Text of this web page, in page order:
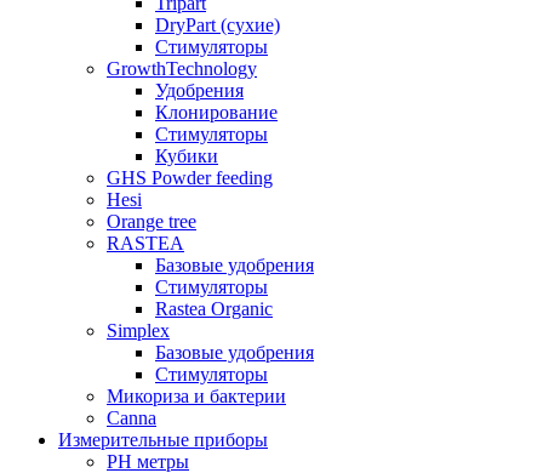
DryPart (сухие)
Стимуляторы
GrowthTechnology
Удобрения
Клонирование
Стимуляторы
Кубики
GHS Powder feeding
Hesi
Orange tree
RASTEA
Базовые удобрения
Стимуляторы
Rastea Organic
Simplex
Базовые удобрения
Стимуляторы
Микориза и бактерии
Canna
Измерительные приборы
PH метры